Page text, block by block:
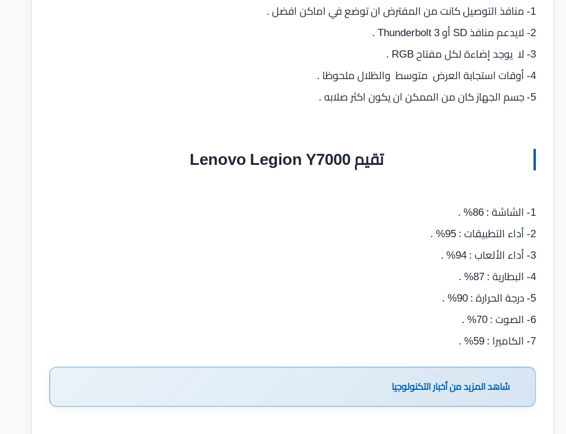
1- منافذ التوصيل كانت من المفترض ان توضع في اماكن افضل .
2- لايدعم منافذ SD أو Thunderbolt 3 .
3- لا يوجد إضاءة لكل مفتاح RGB .
4- أوقات استجابة العرض متوسط والظلال ملحوظا .
5- جسم الجهاز كان من الممكن ان يكون اكثر صلابه .
تقيم Lenovo Legion Y7000
1- الشاشة : 86% .
2- أداء التطبيقات : 95% .
3- أداء الألعاب : 94% .
4- البطارية : 87% .
5- درجة الحرارة : 90% .
6- الصوت : 70% .
7- الكاميرا : 59% .
شاهد المزيد منأخبار التكنولوجيا